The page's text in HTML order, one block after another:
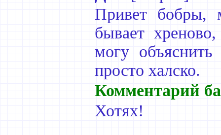
Привет бобры,
бывает
могу
просто халско.
Комментарий
Хотях!